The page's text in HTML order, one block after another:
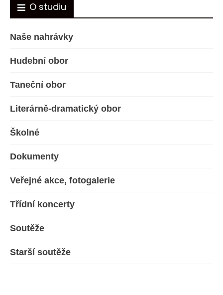
O studiu
Naše nahrávky
Hudební obor
Taneční obor
Literárně-dramatický obor
Školné
Dokumenty
Veřejné akce, fotogalerie
Třídní koncerty
Soutěže
Starší soutěže